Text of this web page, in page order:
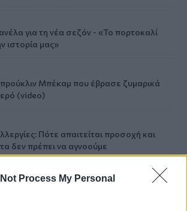
Process My Personal
για τη νέα σεζόν - «Το πορτοκαλί
ιστορία μας»
Μπέκαμ που έβρασε ζυμαρικά
(video)
Πότε απαιτείται προσοχή και
δεν πρέπει να αγνοούμε
sold out στο Σούπερ Καπ με την ΑΕΚ!